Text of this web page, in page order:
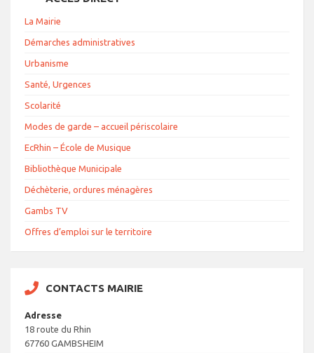
La Mairie
Démarches administratives
Urbanisme
Santé, Urgences
Scolarité
Modes de garde – accueil périscolaire
EcRhin – École de Musique
Bibliothèque Municipale
Déchèterie, ordures ménagères
Gambs TV
Offres d’emploi sur le territoire
CONTACTS MAIRIE
Adresse
18 route du Rhin
67760 GAMBSHEIM